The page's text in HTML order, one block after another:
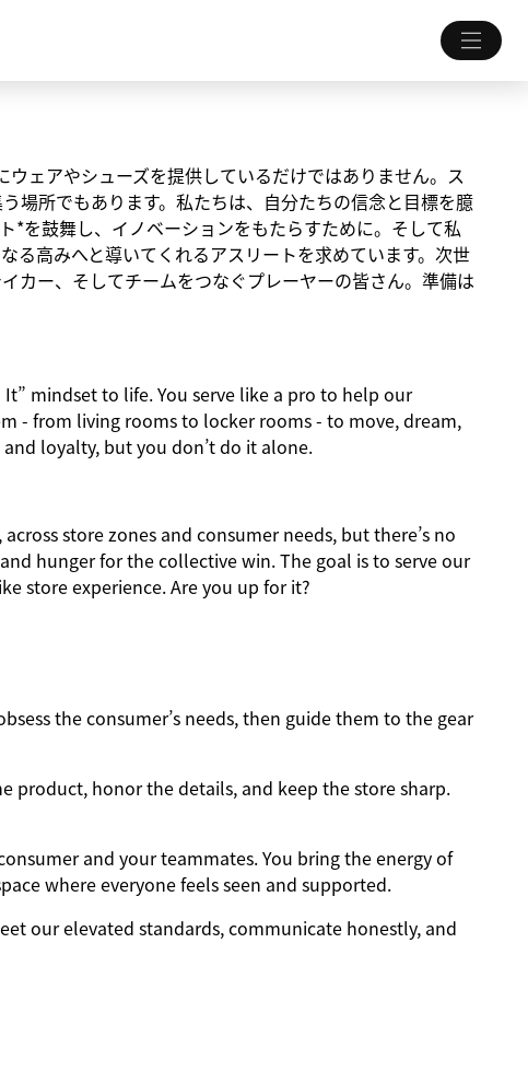
ェアやシューズを提供しているだけではありません。ス
場所でもあります。私たちは、自分たちの信念と目標を臆
*を鼓舞し、イノベーションをもたらすために。そして私
る高みへと導いてくれるアスリートを求めています。次世
カー、そしてチームをつなぐプレーヤーの皆さん。準備は
mindset to life. You serve like a pro to help our
- from living rooms to locker rooms - to move, dream,
loyalty, but you don’t do it alone.
store zones and consumer needs, but there’s no
hunger for the collective win. The goal is to serve our
store experience. Are you up for it?
the consumer’s needs, then guide them to the gear
product, honor the details, and keep the store sharp.
and your teammates. You bring the energy of
where everyone feels seen and supported.
our elevated standards, communicate honestly, and